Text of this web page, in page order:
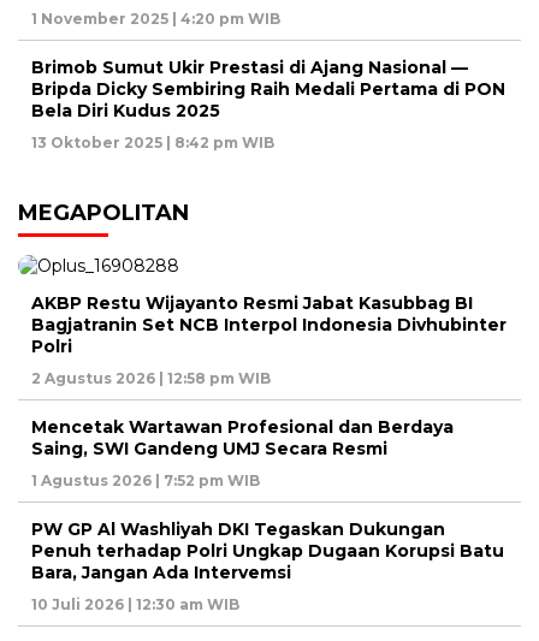
1 November 2025 | 4:20 pm WIB
Brimob Sumut Ukir Prestasi di Ajang Nasional —
Bripda Dicky Sembiring Raih Medali Pertama di PON
Bela Diri Kudus 2025
13 Oktober 2025 | 8:42 pm WIB
MEGAPOLITAN
AKBP Restu Wijayanto Resmi Jabat Kasubbag BI
Bagjatranin Set NCB Interpol Indonesia Divhubinter
Polri
2 Agustus 2026 | 12:58 pm WIB
Mencetak Wartawan Profesional dan Berdaya
Saing, SWI Gandeng UMJ Secara Resmi
1 Agustus 2026 | 7:52 pm WIB
PW GP Al Washliyah DKI Tegaskan Dukungan
Penuh terhadap Polri Ungkap Dugaan Korupsi Batu
Bara, Jangan Ada Intervemsi
10 Juli 2026 | 12:30 am WIB